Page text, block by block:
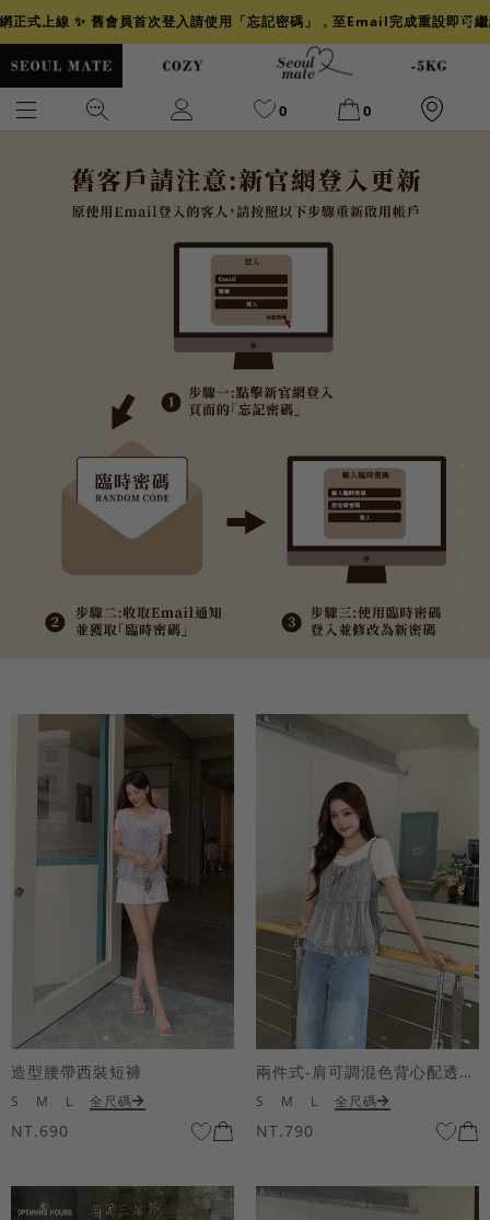
正式上線 ✨ 舊會員首次登入請使用「忘記密碼」，至Email完成重設即可
0 0
小香
牛仔裙
造型腰帶西裝短褲
S M L 全尺碼
NT.690
兩件式-肩可調混色背心配透膚短袖上衣
S M L 全尺碼
NT.790